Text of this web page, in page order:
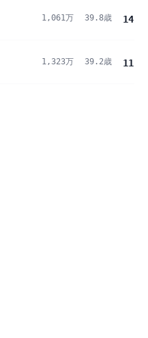
1,061万 39.8歳 14.1
1,323万 39.2歳 11.4